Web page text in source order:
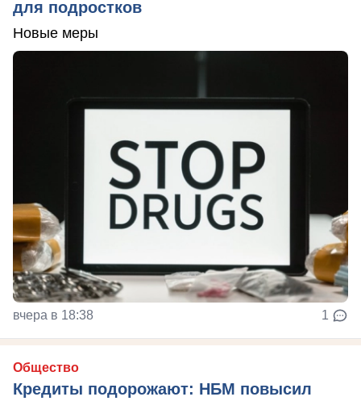
для подростков
Новые меры
вчера в 18:38 1
Общество
Кредиты подорожают: НБМ повысил